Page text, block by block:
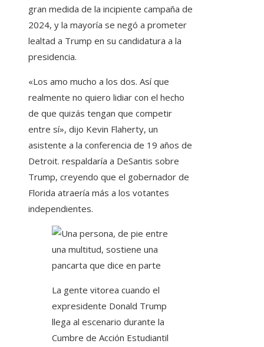
gran medida de la incipiente campaña de
2024, y la mayoría se negó a prometer
lealtad a Trump en su candidatura a la
presidencia.
«Los amo mucho a los dos. Así que
realmente no quiero lidiar con el hecho
de que quizás tengan que competir
entre sí», dijo Kevin Flaherty, un
asistente a la conferencia de 19 años de
Detroit. respaldaría a DeSantis sobre
Trump, creyendo que el gobernador de
Florida atraería más a los votantes
independientes.
La gente vitorea cuando el
expresidente Donald Trump
llega al escenario durante la
Cumbre de Acción Estudiantil